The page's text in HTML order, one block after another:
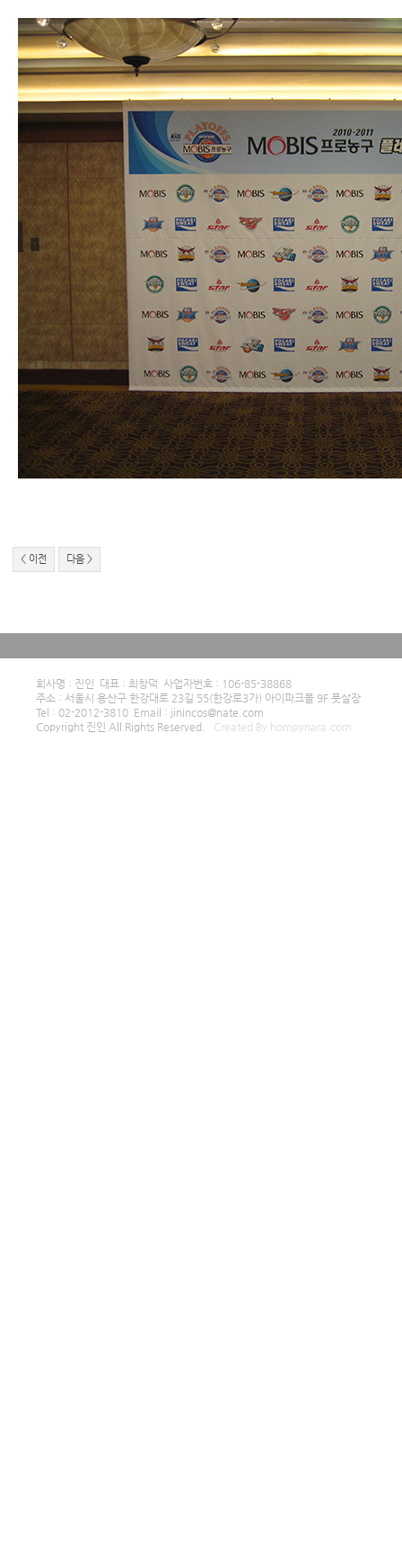
< 이전 다음 >
회사명 : 진인 대표 : 최창덕 사업자번호 : 106-85-38868
주소 : 서울시 용산구 한강대로 23길 55(한강로3가) 아이파크몰 9F 풋살장
Tel : 02-2012-3810 Email : jinincos@nate.com
Copyright 진인 All Rights Reserved. Created By hompynara.com